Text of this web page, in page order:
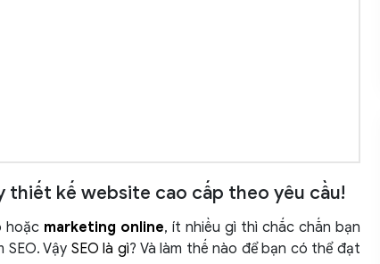
thiết kế website cao cấp theo yêu cầu!
hoặc marketing online, ít nhiều gì thì chắc chắn bạn
SEO. Vậy SEO là gì? Và làm thế nào để bạn có thể đạt